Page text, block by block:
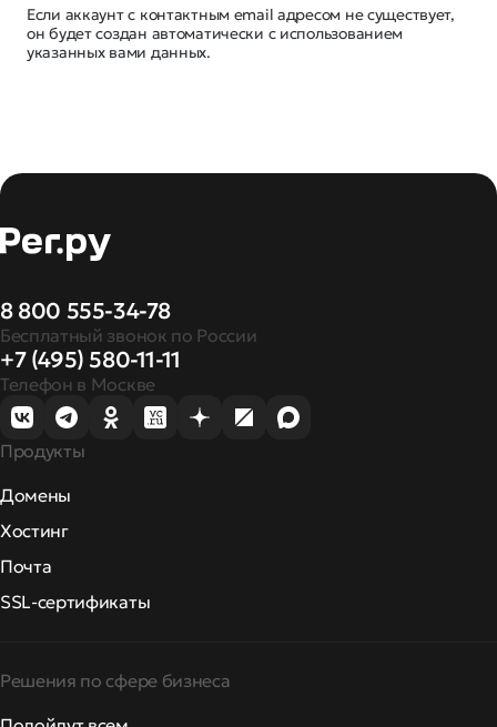
Если аккаунт с контактным email адресом не существует,
он будет создан автоматически с использованием
указанных вами данных.
8 800 555-34-78
Бесплатный звонок по России
+7 (495) 580-11-11
Телефон в Москве
Продукты
Домены
Хостинг
Почта
SSL-сертификаты
Решения по сфере бизнеса